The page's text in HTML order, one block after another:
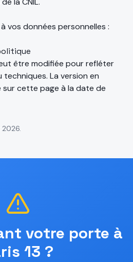
vos données personnelles :
être modifiée pour refléter
La version en
sur cette page à la date de
2026.
votre porte à
13 ?